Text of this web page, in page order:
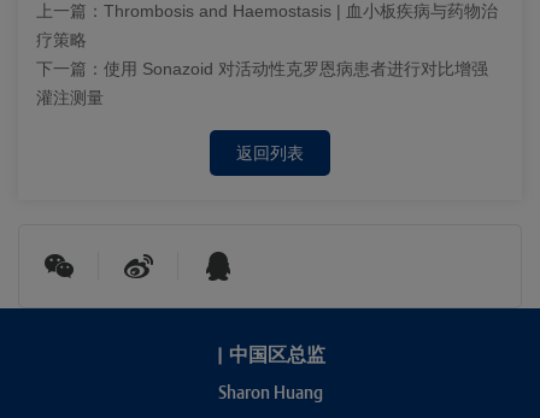
上一篇： Thrombosis and Haemostasis | 血小板疾病与药物治
疗策略
下一篇： 使用 Sonazoid 对活动性克罗恩病患者进行对比增强
灌注测量
返回列表
| 中国区总监
Sharon Huang